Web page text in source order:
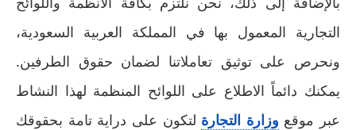
التجارية المعمول بها في المملكة العربية السعودية،
ونحرص على توثيق تعاملاتنا لضمان حقوق الطرفين.
يمكنك دائماً الاطلاع على اللوائح المنظمة لهذا النشاط
عبر موقع وزارة التجارة لتكون على دراية تامة بحقوقك